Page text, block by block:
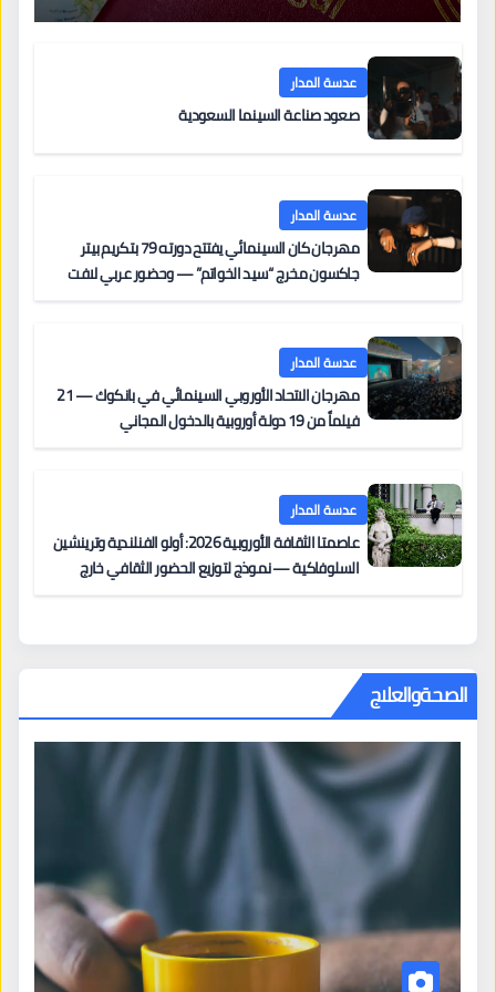
عدسة المدار
صعود صناعة السينما السعودية
عدسة المدار
مهرجان كان السينمائي يفتتح دورته 79 بتكريم بيتر
جاكسون مخرج “سيد الخواتم” — وحضور عربي لافت
عدسة المدار
مهرجان الاتحاد الأوروبي السينمائي في بانكوك — 21
فيلماً من 19 دولة أوروبية بالدخول المجاني
عدسة المدار
عاصمتا الثقافة الأوروبية 2026: أولو الفنلندية وترينشين
السلوفاكية — نموذج لتوزيع الحضور الثقافي خارج
الصحةوالعلاج